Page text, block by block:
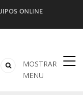
ONLINE
FUNBRIDGE
MOSTRAR
MENU